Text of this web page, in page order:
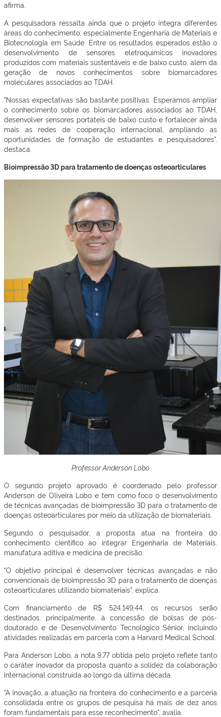
afirma.
A pesquisadora ressalta ainda que o projeto integra diferentes
áreas do conhecimento, especialmente Engenharia de Materiais e
Biotecnologia em Saúde. Entre os resultados esperados estão o
desenvolvimento de sensores eletroquímicos inovadores
produzidos com materiais sustentáveis e de baixo custo, além da
geração de novos conhecimentos sobre biomarcadores
moleculares associados ao TDAH.
"Nossas expectativas são bastante positivas. Esperamos ampliar
o conhecimento sobre os biomarcadores associados ao TDAH,
desenvolver sensores portáteis de baixo custo e fortalecer ainda
mais as redes de cooperação internacional, ampliando as
oportunidades de formação de estudantes e pesquisadores",
destaca.
Bioimpressão 3D para tratamento de doenças osteoarticulares
Professor Anderson Lobo
O segundo projeto aprovado é coordenado pelo professor
Anderson de Oliveira Lobo e tem como foco o desenvolvimento
de técnicas avançadas de bioimpressão 3D para o tratamento de
doenças osteoarticulares por meio da utilização de biomateriais.
Segundo o pesquisador, a proposta atua na fronteira do
conhecimento científico ao integrar Engenharia de Materiais,
manufatura aditiva e medicina de precisão.
"O objetivo principal é desenvolver técnicas avançadas e não
convencionais de bioimpressão 3D para o tratamento de doenças
osteoarticulares utilizando biomateriais", explica.
Com financiamento de R$ 524.149,44, os recursos serão
destinados, principalmente, à concessão de bolsas de pós-
doutorado e de Desenvolvimento Tecnológico Sênior, incluindo
atividades realizadas em parceria com a Harvard Medical School.
Para Anderson Lobo, a nota 9,77 obtida pelo projeto reflete tanto
o caráter inovador da proposta quanto a solidez da colaboração
internacional construída ao longo da última década.
"A inovação, a atuação na fronteira do conhecimento e a parceria
consolidada entre os grupos de pesquisa há mais de dez anos
foram fundamentais para esse reconhecimento", avalia.